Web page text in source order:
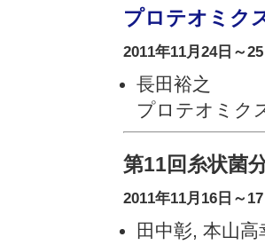
プロテオミク
2011年11月24日～
長田裕之
プロテオミク
第11回糸状菌
2011年11月16日～
田中彰, 本山